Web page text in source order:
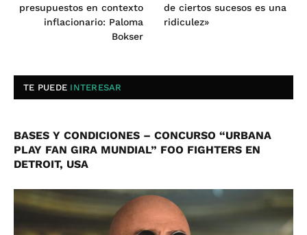
presupuestos en contexto
inflacionario: Paloma
Bokser
de ciertos sucesos es una
ridiculez»
TE PUEDE INTERESAR
BASES Y CONDICIONES – CONCURSO “URBANA
PLAY FAN GIRA MUNDIAL” FOO FIGHTERS EN
DETROIT, USA